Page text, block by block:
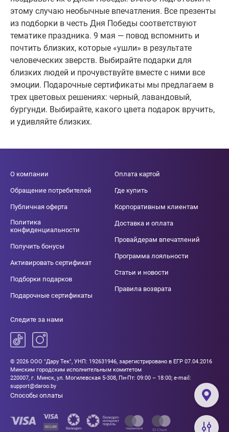
этому случаю необычные впечатления. Все презенты
из подборки в честь Дня Победы соответствуют
тематике праздника. 9 мая — повод вспомнить и
почтить близких, которые «ушли» в результате
человеческих зверств. Выбирайте подарки для
близких людей и прочувствуйте вместе с ними все
эмоции. Подарочные сертификаты мы предлагаем в
трех цветовых решениях: черный, лавандовый,
бургунди. Выбирайте, какого цвета подарок вручить,
и удивляйте близких.
О компании
Обращение потребителей
Публичная оферта
Политика
конфиденциальности
Получить бонусы
Активировать сертификат
Подборки подарков
Подарочные сертификаты
Оплата картой
Где купить
Корпоративным клиентам
Доставка и оплата
Провайдерам впечатлений
Программа лояльности
Статьи и новости
Правила возврата
Следите за нами
© 2026 ООО "Дару Тек", УНП: 192631946, зарегистрировано в ЕГР 07.04.2016
Минским городским исполнительным комитетом
220007, г. Минск, ул. Могилевская 5-308, Пн-Пт: 09:00 – 18:00; e-mail:
support@daroo.by
Способы оплаты